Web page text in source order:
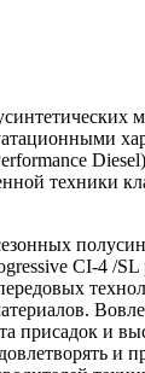
техники
CI-4 /SL
присадок и
и